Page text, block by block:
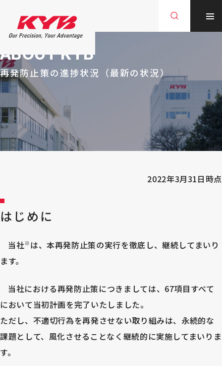
ABOUT KYB
再発防止策の進捗状況（最新の状況）
2022年3月31日時点
はじめに
当社※は、本再発防止策の実行を徹底し、継続してまいり
ます。
当社における再発防止策につきましては、67項目すべて
において当初計画を完了いたしました。
ただし、不適切行為を再発させない取り組みは、永続的な
課題として、風化させることなく継続的に実施してまいりま
す。